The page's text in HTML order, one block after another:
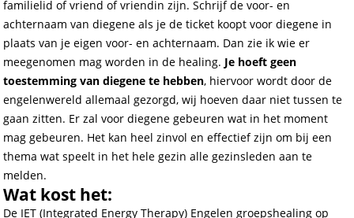
familielid of vriend of vriendin zijn. Schrijf de voor- en
achternaam van diegene als je de ticket koopt voor diegene in
plaats van je eigen voor- en achternaam. Dan zie ik wie er
meegenomen mag worden in de healing. Je hoeft geen
toestemming van diegene te hebben, hiervoor wordt door de
engelenwereld allemaal gezorgd, wij hoeven daar niet tussen te
gaan zitten. Er zal voor diegene gebeuren wat in het moment
mag gebeuren. Het kan heel zinvol en effectief zijn om bij een
thema wat speelt in het hele gezin alle gezinsleden aan te
melden.
Wat kost het:
De IET (Integrated Energy Therapy) Engelen groepshealing op